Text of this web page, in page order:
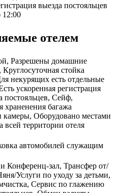
выезда постояльцев
12:00
отелем
Разрешены домашние
стойка
некурящих есть отдельные
ускоренная регистрация
постояльцев, Сейф,
храненения багажа
камеры, Оборудовано местами
всей территории отеля
автомобилей служащим
Конференц-зал, Трансфер от/
Услуги по уходу за детьми,
Сервис по глажению